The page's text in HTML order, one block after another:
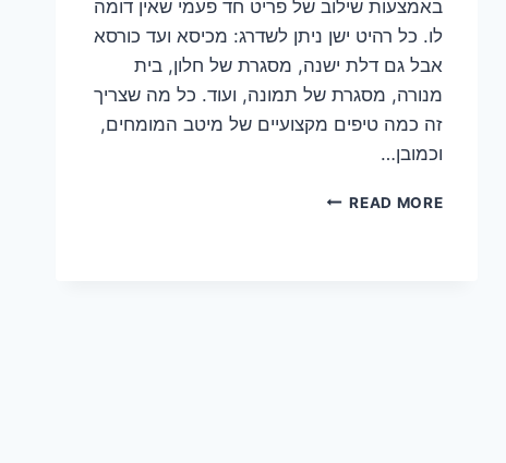
באמצעות שילוב של פריט חד פעמי שאין דומה
לו. כל רהיט ישן ניתן לשדרג: מכיסא ועד כורסא
אבל גם דלת ישנה, מסגרת של חלון, בית
מנורה, מסגרת של תמונה, ועוד. כל מה שצריך
זה כמה טיפים מקצועיים של מיטב המומחים,
וכמובן…
READ MOREכמו